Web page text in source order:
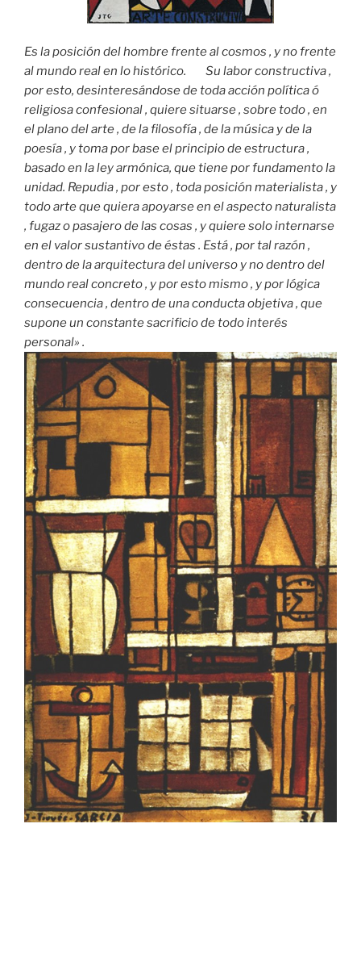
Es la posición del hombre frente al cosmos , y no frente
al mundo real en lo histórico. Su labor constructiva ,
por esto, desinteresándose de toda acción política ó
religiosa confesional , quiere situarse , sobre todo , en
el plano del arte , de la filosofía , de la música y de la
poesía , y toma por base el principio de estructura ,
basado en la ley armónica, que tiene por fundamento la
unidad. Repudia , por esto , toda posición materialista , y
todo arte que quiera apoyarse en el aspecto naturalista
, fugaz o pasajero de las cosas , y quiere solo internarse
en el valor sustantivo de éstas . Está , por tal razón ,
dentro de la arquitectura del universo y no dentro del
mundo real concreto , y por esto mismo , y por lógica
consecuencia , dentro de una conducta objetiva , que
supone un constante sacrificio de todo interés
personal» .